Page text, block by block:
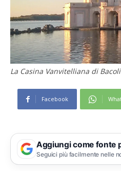
La Casina Vanvitelliana di Bacoli
Facebook
Aggiungi come fonte
Seguici più facilmente nelle